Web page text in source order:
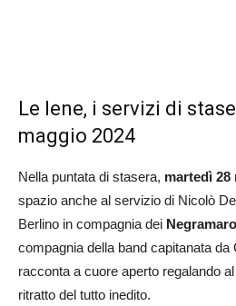
Le Iene, i servizi di
maggio 2024
Nella puntata di stasera, martedì 28
spazio anche al servizio di Nicolò
Berlino in compagnia dei Negramaro
compagnia della band capitanata da
racconta a cuore aperto regalando
ritratto del tutto inedito.